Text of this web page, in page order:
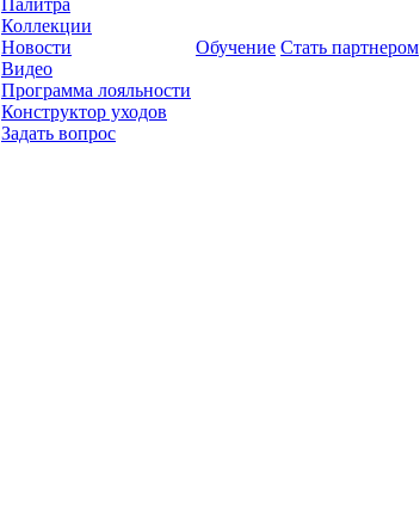
Палитра
Коллекции
Новости
Видео
Программа лояльности
Конструктор уходов
Задать вопрос
Обучение Стать партнером